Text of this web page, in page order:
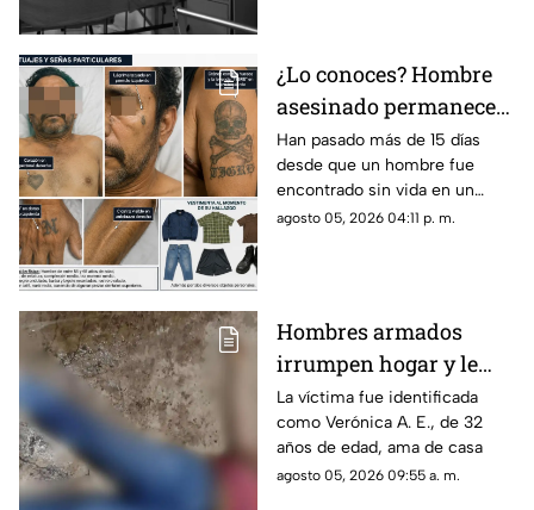
¿Lo conoces? Hombre
asesinado permanece
más de 15 días sin ser
identificado en la
morgue de Morelia
Han pasado más de 15 días
desde que un hombre fue
encontrado sin vida en un
predio baldío de la colonia
el Servicio Médico Forense en
espera de que algún familiar
reclame sus restos.
agosto 05, 2026 04:11 p. m.
Hombres armados
irrumpen hogar y le
quitan la vida a ama de
casa en Michoacán
La víctima fue identificada
como Verónica A. E., de 32
años de edad, ama de casa
agosto 05, 2026 09:55 a. m.